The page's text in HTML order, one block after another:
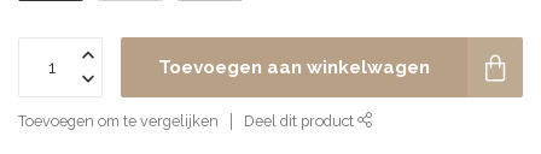
Toevoegen aan winkelwagen
Toevoegen om te vergelijken Deel dit product